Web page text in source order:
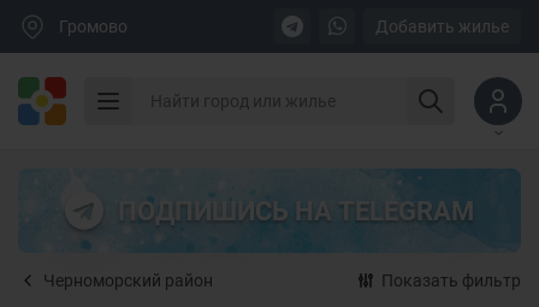
Громово Добавить жилье
ПОДПИШИСЬ НА TELEGRAM
Черноморский район Показать фильтр